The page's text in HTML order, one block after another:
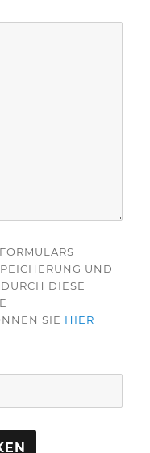
UND
DIESE
SIE HIER